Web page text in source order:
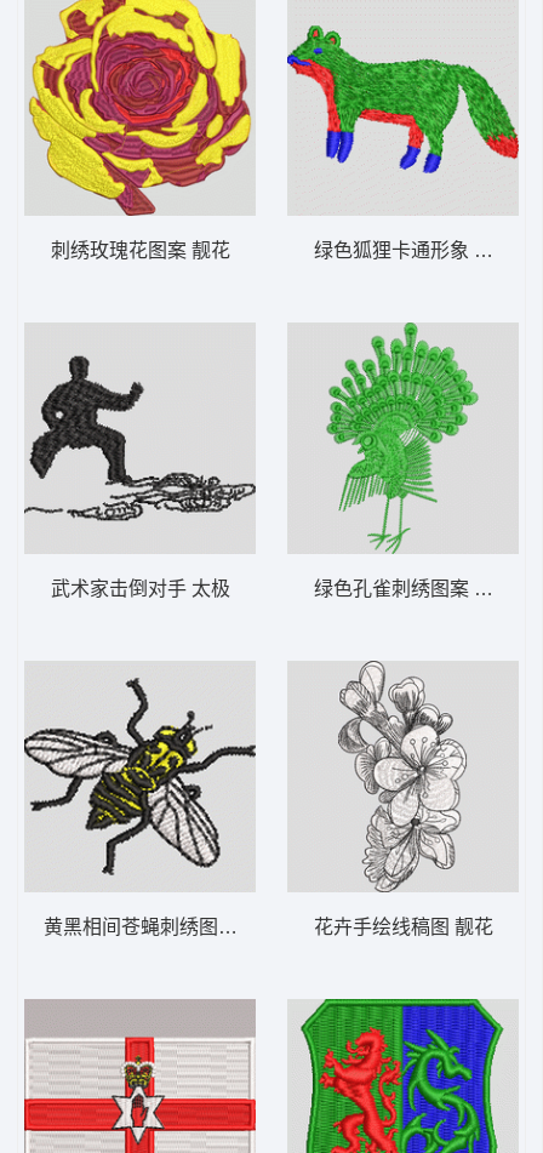
刺绣玫瑰花图案 靓花
武术家击倒对手 太极
黄黑相间苍蝇刺绣图案 蜜蜂
绿色狐狸卡通形象 狐狸
绿色孔雀刺绣图案 孔雀
花卉手绘线稿图 靓花